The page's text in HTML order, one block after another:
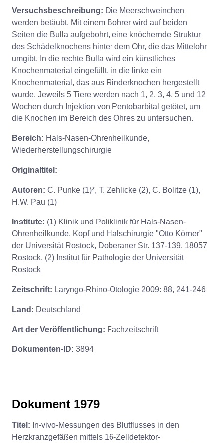
Versuchsbeschreibung: Die Meerschweinchen
werden betäubt. Mit einem Bohrer wird auf beiden
Seiten die Bulla aufgebohrt, eine knöchernde Struktur
des Schädelknochens hinter dem Ohr, die das Mittelohr
umgibt. In die rechte Bulla wird ein künstliches
Knochenmaterial eingefüllt, in die linke ein
Knochenmaterial, das aus Rinderknochen hergestellt
wurde. Jeweils 5 Tiere werden nach 1, 2, 3, 4, 5 und 12
Wochen durch Injektion von Pentobarbital getötet, um
die Knochen im Bereich des Ohres zu untersuchen.
Bereich: Hals-Nasen-Ohrenheilkunde,
Wiederherstellungschirurgie
Originaltitel:
Autoren: C. Punke (1)*, T. Zehlicke (2), C. Bolitze (1),
H.W. Pau (1)
Institute: (1) Klinik und Poliklinik für Hals-Nasen-
Ohrenheilkunde, Kopf und Halschirurgie "Otto Körner"
der Universität Rostock, Doberaner Str. 137-139, 18057
Rostock, (2) Institut für Pathologie der Universität
Rostock
Zeitschrift: Laryngo-Rhino-Otologie 2009: 88, 241-246
Land: Deutschland
Art der Veröffentlichung: Fachzeitschrift
Dokumenten-ID: 3894
Dokument 1979
Titel: In-vivo-Messungen des Blutflusses in den
Herzkranzgefäßen mittels 16-Zelldetektor-